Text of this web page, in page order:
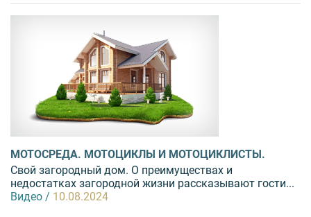
МОТОСРЕДА. МОТОЦИКЛЫ И МОТОЦИКЛИСТЫ.
Свой загородный дом. О преимуществах и
недостатках загородной жизни рассказывают гости...
Видео / 10.08.2024